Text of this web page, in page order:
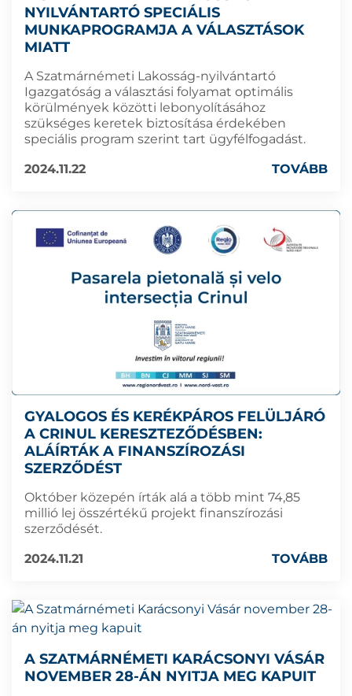
NYILVÁNTARTÓ SPECIÁLIS
MUNKAPROGRAMJA A VÁLASZTÁSOK
MIATT
A Szatmárnémeti Lakosság-nyilvántartó
Igazgatóság a választási folyamat optimális
körülmények közötti lebonyolításához
szükséges keretek biztosítása érdekében
speciális program szerint tart ügyfélfogadást.
2024.11.22
TOVÁBB
GYALOGOS ÉS KERÉKPÁROS FELÜLJÁRÓ
A CRINUL KERESZTEZŐDÉSBEN:
ALÁÍRTÁK A FINANSZÍROZÁSI
SZERZŐDÉST
Október közepén írták alá a több mint 74,85
millió lej összértékű projekt finanszírozási
szerződését.
2024.11.21
TOVÁBB
A SZATMÁRNÉMETI KARÁCSONYI VÁSÁR
NOVEMBER 28-ÁN NYITJA MEG KAPUIT